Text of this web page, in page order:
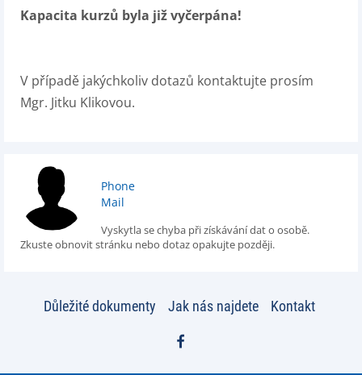
Kapacita kurzů byla již vyčerpána!
V případě jakýchkoliv dotazů kontaktujte prosím
Mgr. Jitku Klikovou.
Phone
Mail
Vyskytla se chyba při získávání dat o osobě.
Zkuste obnovit stránku nebo dotaz opakujte později.
Důležité dokumenty Jak nás najdete Kontakt